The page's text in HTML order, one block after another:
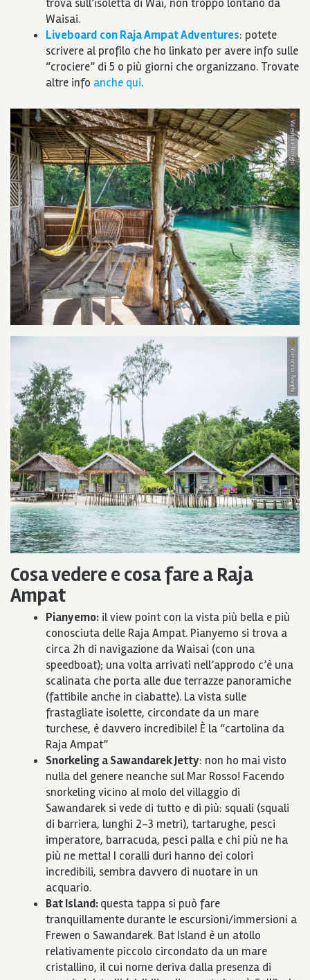
trova sull’isoletta di Wai, non troppo lontano da
Waisai.
Liveboard con Raja Ampat Adventures: potete
scrivere al profilo che ho linkato per avere info sulle
“crociere” di 5 o più giorni che organizzano. Trovate
altre info anche qui.
Cosa vedere e cosa fare a Raja
Ampat
Pianyemo: il view point con la vista più bella e più
conosciuta delle Raja Ampat. Pianyemo si trova a
circa 2h di navigazione da Waisai (con una
speedboat); una volta arrivati nell’approdo c’è una
scalinata che porta alle due terrazze panoramiche
(fattibile anche in ciabatte). La vista sulle
frastagliate isolette, circondate da un mare
turchese, è davvero incredibile! È la “cartolina da
Raja Ampat”
Snorkeling a Sawandarek Jetty: non ho mai visto
nulla del genere neanche sul Mar Rosso! Facendo
snorkeling vicino al molo del villaggio di
Sawandarek si vede di tutto e di più: squali (squali
di barriera, lunghi 2-3 metri), tartarughe, pesci
imperatore, barracuda, pesci palla e chi più ne ha
più ne metta! I coralli duri hanno dei colori
incredibili, sembra davvero di nuotare in un
acquario.
Bat Island:questa tappa si può fare
tranquillamentedurante le escursioni/immersioni a
Frewen o Sawandarek. Bat Island è un atollo
relativamente piccolo circondato da un mare
cristallino, il cui nome deriva dalla presenza di